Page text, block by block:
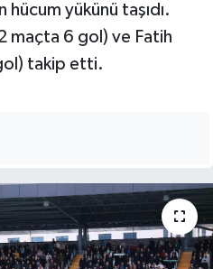
hücum yükünü taşıdı.
maçta 6 gol) ve Fatih
takip etti.